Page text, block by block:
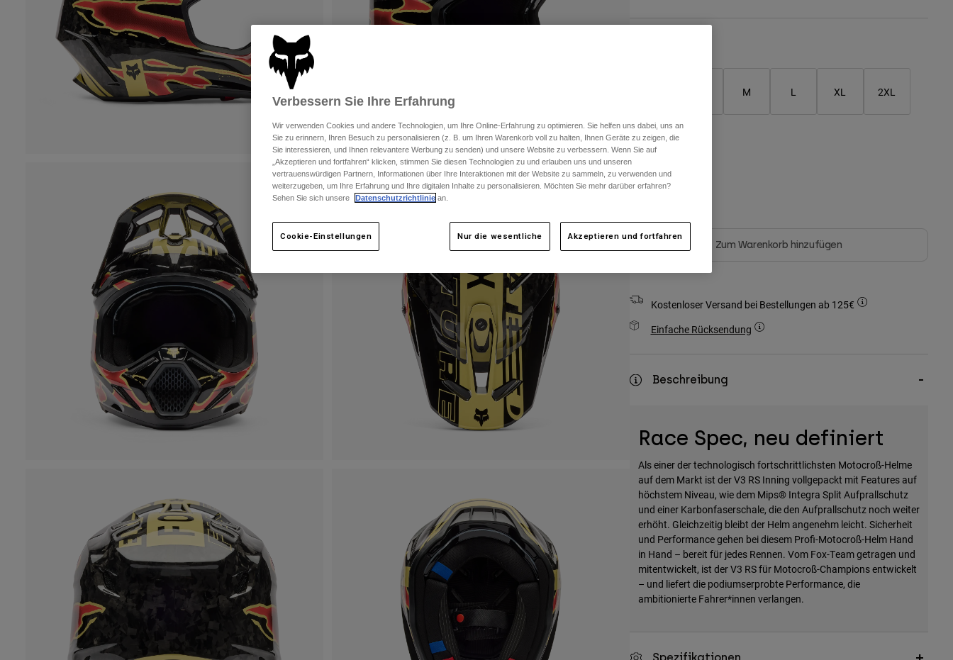
M L XL 2XL
Farben -
Zum Warenkorb hinzufügen
Kostenloser Versand bei Bestellungen ab 125€
Einfache Rücksendung
Beschreibung
Race Spec, neu definiert
Als einer der technologisch fortschrittlichsten Motocroß-Helme
auf dem Markt ist der V3 RS Inning vollgepackt mit Features auf
höchstem Niveau, wie dem Mips® Integra Split Aufprallschutz
und einer Karbonfaserschale, die den Aufprallschutz noch weiter
erhöht. Gleichzeitig bleibt der Helm angenehm leicht. Sicherheit
und Performance gehen bei diesem Profi-Motocroß-Helm Hand
in Hand – bereit für jedes Rennen. Vom Fox-Team getragen und
mitentwickelt, ist der V3 RS für Motocroß-Champions entwickelt
– und liefert die podiumserprobte Performance, die
ambitionierte Fahrer*innen verlangen.
Verbessern Sie Ihre Erfahrung
Wir verwenden Cookies und andere Technologien, um Ihre Online-Erfahrung zu optimieren. Sie helfen uns dabei, uns an
Sie zu erinnern, Ihren Besuch zu personalisieren (z. B. um Ihren Warenkorb voll zu halten, Ihnen Geräte zu zeigen, die
Sie interessieren, und Ihnen relevantere Werbung zu senden) und unsere Website zu verbessern. Wenn Sie auf
„Akzeptieren und fortfahren“ klicken, stimmen Sie diesen Technologien zu und erlauben uns und unseren
vertrauenswürdigen Partnern, Informationen über Ihre Interaktionen mit der Website zu sammeln, zu verwenden und
weiterzugeben, um Ihre Erfahrung und Ihre digitalen Inhalte zu personalisieren. Möchten Sie mehr darüber erfahren?
Sehen Sie sich unsere
Datenschutzrichtlinie an.
Cookie-Einstellungen Nur die wesentliche Akzeptieren und fortfahren